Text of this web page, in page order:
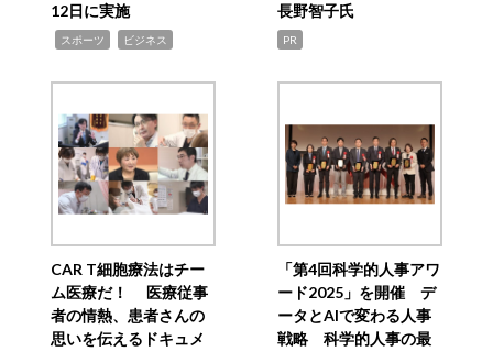
12日に実施
スポーツ ビジネス
長野智子氏
PR
CAR T細胞療法はチー
ム医療だ！ 医療従事
者の情熱、患者さんの
思いを伝えるドキュメ
「第4回科学的人事アワ
ード2025」を開催 デ
ータとAIで変わる人事
戦略 科学的人事の最